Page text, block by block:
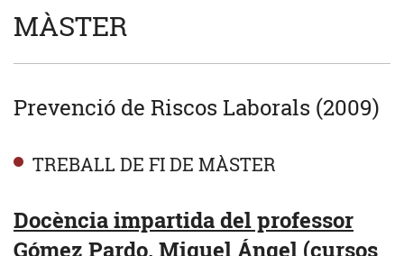
MÀSTER
Prevenció de Riscos Laborals (2009)
TREBALL DE FI DE MÀSTER
Docència impartida del professor
Gómez Pardo, Miguel Ángel (cursos